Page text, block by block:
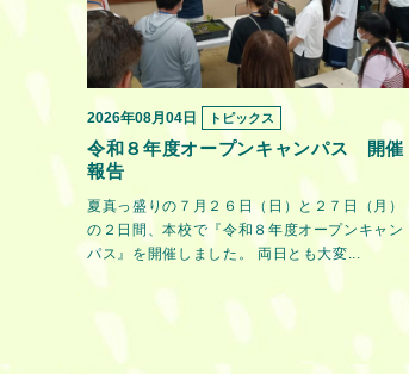
2026年08月04日 トピックス
令和８年度オープンキャンパス 開催
報告
夏真っ盛りの７月２６日（日）と２７日（月）
の２日間、本校で『令和８年度オープンキャン
パス』を開催しました。 両日とも大変...